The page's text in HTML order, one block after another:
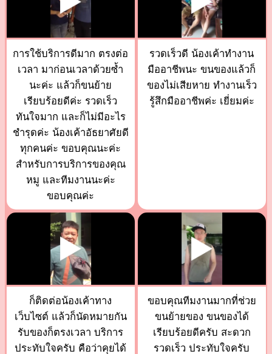
การใช้บริการดีมาก ตรงต่อ
เวลา มาก่อนเวลาด้วยซ้ำ
นะค่ะ แล้วก็ขนย้าย
เรียบร้อยดีค่ะ รวดเร็ว
ทันใจมาก และก็ไม่มีอะไร
ชำรุดค่ะ น้องเค้าอัธยาศัยดี
ทุกคนค่ะ ขอบคุณนะค่ะ
สำหรับการบริการของคุณ
หมู และทีมงานนะค่ะ
ขอบคุณค่ะ
รวดเร็วดี น้องเค้าทำงาน
มืออาชีพนะ ขนของแล้วก็
ของไม่เสียหาย ทำงานเร็ว
รู้สึกมืออาชีพค่ะ เยี่ยมค่ะ
ก็ติดต่อน้องเค้าทาง
เว็บไซต์ แล้วก็นัดหมายกัน
รับของก็ตรงเวลา บริการ
ประทับใจครับ คือว่าคุยได้
ขอบคุณทีมงานมากที่ช่วย
ขนย้ายของ ขนของได้
เรียบร้อยดีครับ สะดวก
รวดเร็ว ประทับใจครับ